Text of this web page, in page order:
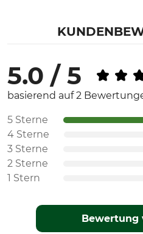
5.0 / 5
basierend auf 2
5 Sterne
4 Sterne
3 Sterne
2 Sterne
1 Stern
Bewertung